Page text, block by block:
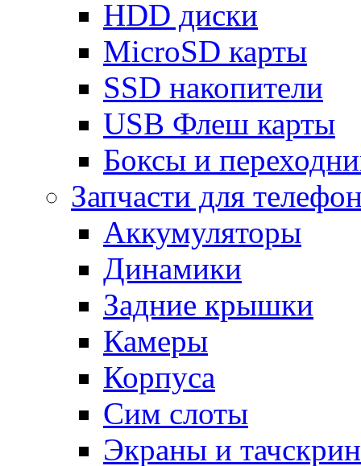
HDD диски
MicroSD карты
SSD накопители
USB Флеш карты
Боксы и
Запчасти для
Аккумуляторы
Динамики
Задние крышки
Камеры
Корпуса
Сим слоты
Экраны и